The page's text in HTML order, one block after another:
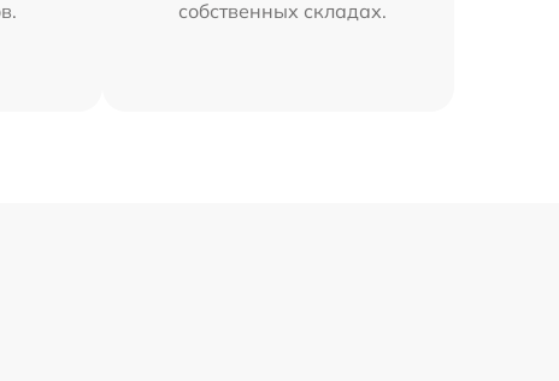
собственных складах.